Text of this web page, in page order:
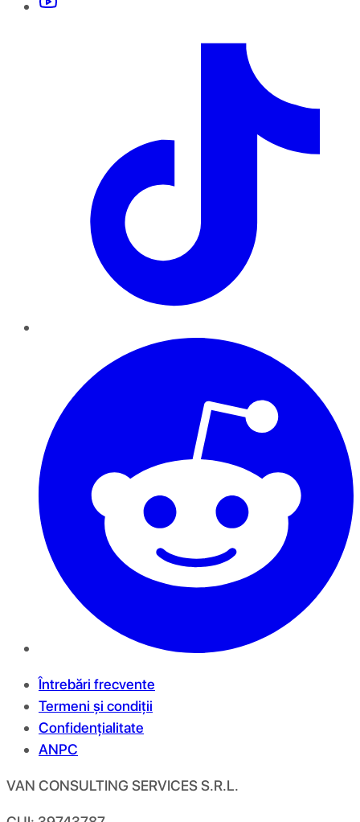
Întrebări frecvente
Termeni și condiții
Confidențialitate
ANPC
VAN CONSULTING SERVICES S.R.L.